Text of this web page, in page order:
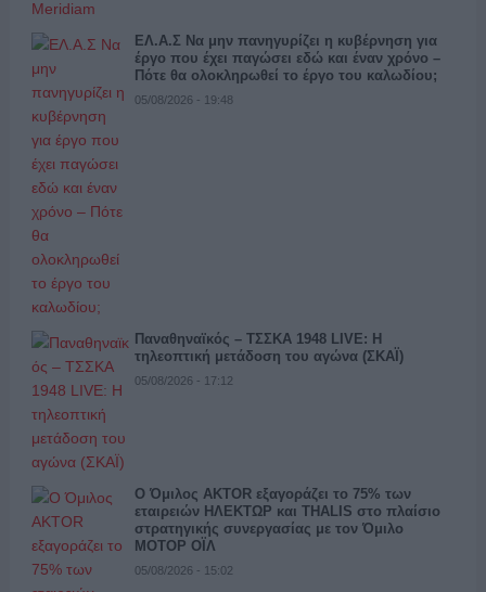
ΕΛ.Α.Σ Να μην πανηγυρίζει η κυβέρνηση για
έργο που έχει παγώσει εδώ και έναν χρόνο –
Πότε θα ολοκληρωθεί το έργο του καλωδίου;
05/08/2026 - 19:48
Παναθηναϊκός – ΤΣΣΚΑ 1948 LIVE: Η
τηλεοπτική μετάδοση του αγώνα (ΣΚΑΪ)
05/08/2026 - 17:12
Ο Όμιλος AKTOR εξαγοράζει το 75% των
εταιρειών ΗΛΕΚΤΩΡ και THALIS στο πλαίσιο
στρατηγικής συνεργασίας με τον Όμιλο
ΜΟΤΟΡ ΟΪΛ
05/08/2026 - 15:02